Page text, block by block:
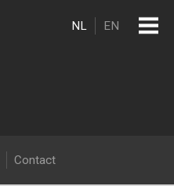
NL EN
Contact